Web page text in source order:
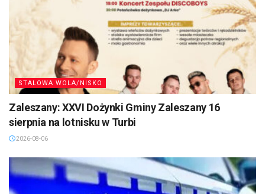
STALOWA WOLA/NISKO
Zaleszany: XXVI Dożynki Gminy Zaleszany 16
sierpnia na lotnisku w Turbi
2026-08-06